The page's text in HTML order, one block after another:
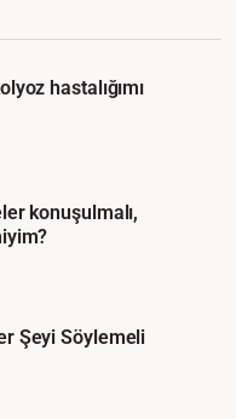
hastalığımı
konuşulmalı,
Şeyi Söylemeli